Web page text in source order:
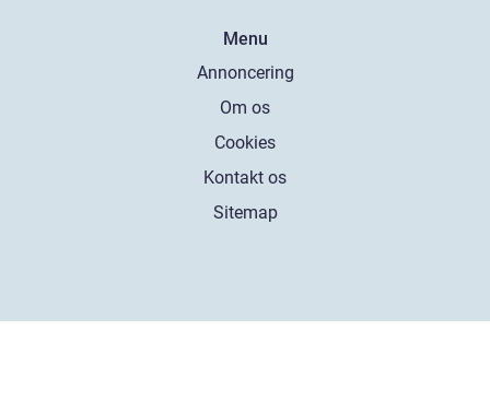
Menu
Annoncering
Om os
Cookies
Kontakt os
Sitemap